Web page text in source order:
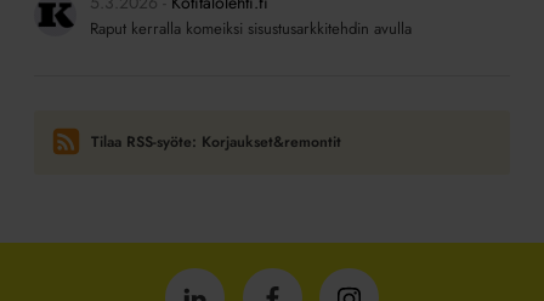
Raput kerralla komeiksi sisustusarkkitehdin avulla
Tilaa RSS-syöte: Korjaukset&remontit